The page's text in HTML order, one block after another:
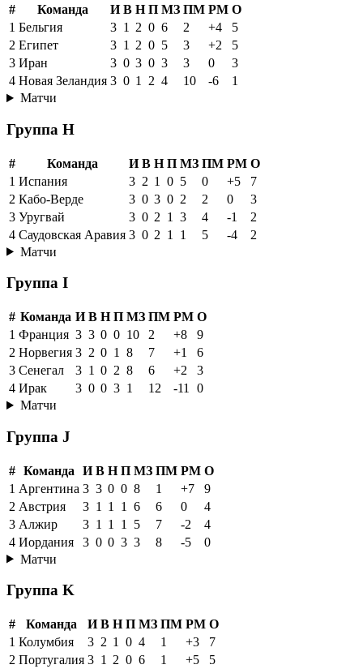
# Команда И В Н П МЗ ПМ РМ О
1 Бельгия 3 1 2 0 6 2 +4
5
2 Египет 3 1 2 0 5 3 +2
5
3 Иран 3 0 3 0 3 3 0
3
4 Новая Зеландия 3 0 1 2 4 10 -6
1
Матчи
Группа H
# Команда И В Н П МЗ ПМ РМ О
1 Испания 3 2 1 0 5 0 +5
7
2 Кабо-Верде 3 0 3 0 2 2 0
3
3 Уругвай 3 0 2 1 3 4 -1
2
4 Саудовская Аравия 3 0 2 1 1 5 -4
2
Матчи
Группа I
# Команда И В Н П МЗ ПМ РМ О
1 Франция 3 3 0 0 10 2 +8
9
2 Норвегия 3 2 0 1 8 7 +1
6
3 Сенегал 3 1 0 2 8 6 +2
3
4 Ирак 3 0 0 3 1 12 -11
0
Матчи
Группа J
# Команда И В Н П МЗ ПМ РМ О
1 Аргентина 3 3 0 0 8 1 +7
9
2 Австрия 3 1 1 1 6 6 0
4
3 Алжир 3 1 1 1 5 7 -2
4
4 Иордания 3 0 0 3 3 8 -5
0
Матчи
Группа K
# Команда И В Н П МЗ ПМ РМ О
1 Колумбия 3 2 1 0 4 1 +3
7
2 Португалия 3 1 2 0 6 1 +5
5